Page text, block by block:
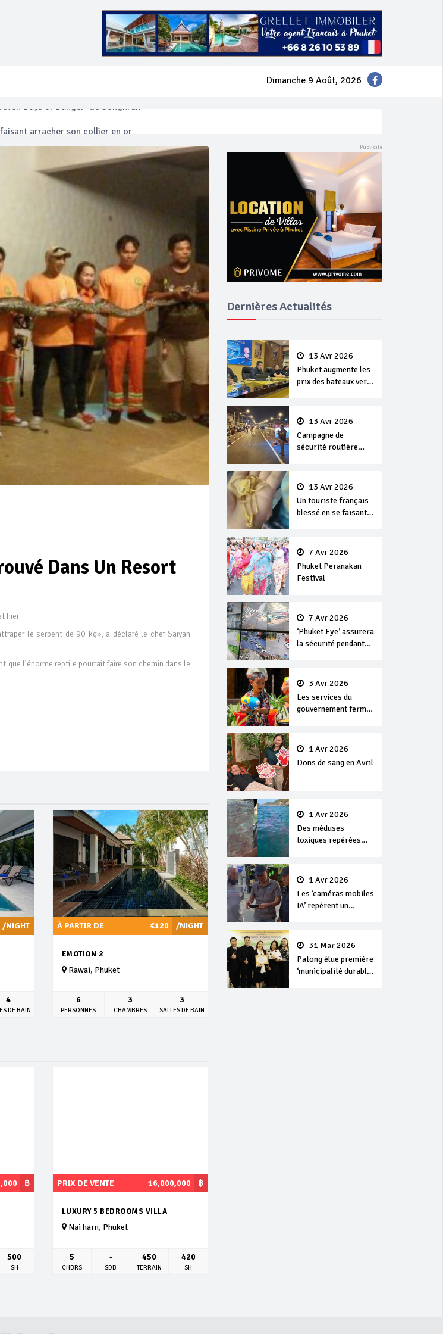
Dimanche 9 Août, 2026
pendant Songkran
vers Koh Phi Phi et des excursions en mer
Days of Danger’ de Songkran
Dans Un Resort
hier
le serpent de 90 kg», a déclaré le chef Saiyan
que l'énorme reptile pourrait faire son chemin dans le
Dernières Actualités
13 Avr 2026
Phuket augmente les
prix des bateaux vers
13 Avr 2026
Campagne de
sécurité routière
13 Avr 2026
Un touriste français
blessé en se faisant
7 Avr 2026
Phuket Peranakan
Festival
7 Avr 2026
‘Phuket Eye’ assurera
la sécurité pendant
3 Avr 2026
Les services du
gouvernement fermés
Songkran
1 Avr 2026
Dons de sang en Avril
1 Avr 2026
Des méduses
toxiques repérées
1 Avr 2026
Les ‘caméras mobiles
IA’ repèrent un
séjour31 Mar 2026
Patong élue première
‘municipalité durable’
/NIGHT
4
DE BAIN
/NIGHT
À PARTIR DE €120
EMOTION 2
Rawai, Phuket
6
PERSONNES
3
CHAMBRES
3
SALLES DE BAIN
฿
500
SH
฿
PRIX DE VENTE 16,000,000
LUXURY 5 BEDROOMS VILLA
Nai harn, Phuket
5
CHBRS
-
SDB
450
TERRAIN
420
SH